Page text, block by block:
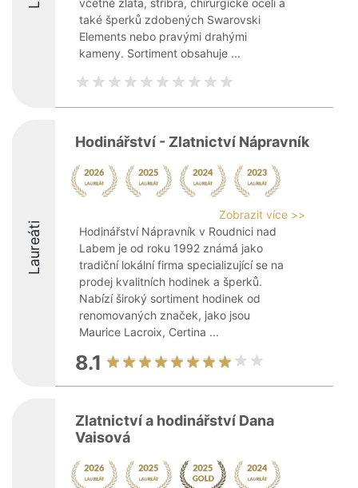
včetně zlata, stříbra, chirurgické oceli a
také šperků zdobených Swarovski
Elements nebo pravými drahými
kameny. Sortiment obsahuje ...
Laureáti
Hodinářství - Zlatnictví Nápravník
Zobrazit více >>
Hodinářství Nápravník v Roudnici nad
Labem je od roku 1992 známá jako
tradiční lokální firma specializující se na
prodej kvalitních hodinek a šperků.
Nabízí široký sortiment hodinek od
renomovaných značek, jako jsou
Maurice Lacroix, Certina ...
8.1
Zlatnictví a hodinářství Dana
Vaisová